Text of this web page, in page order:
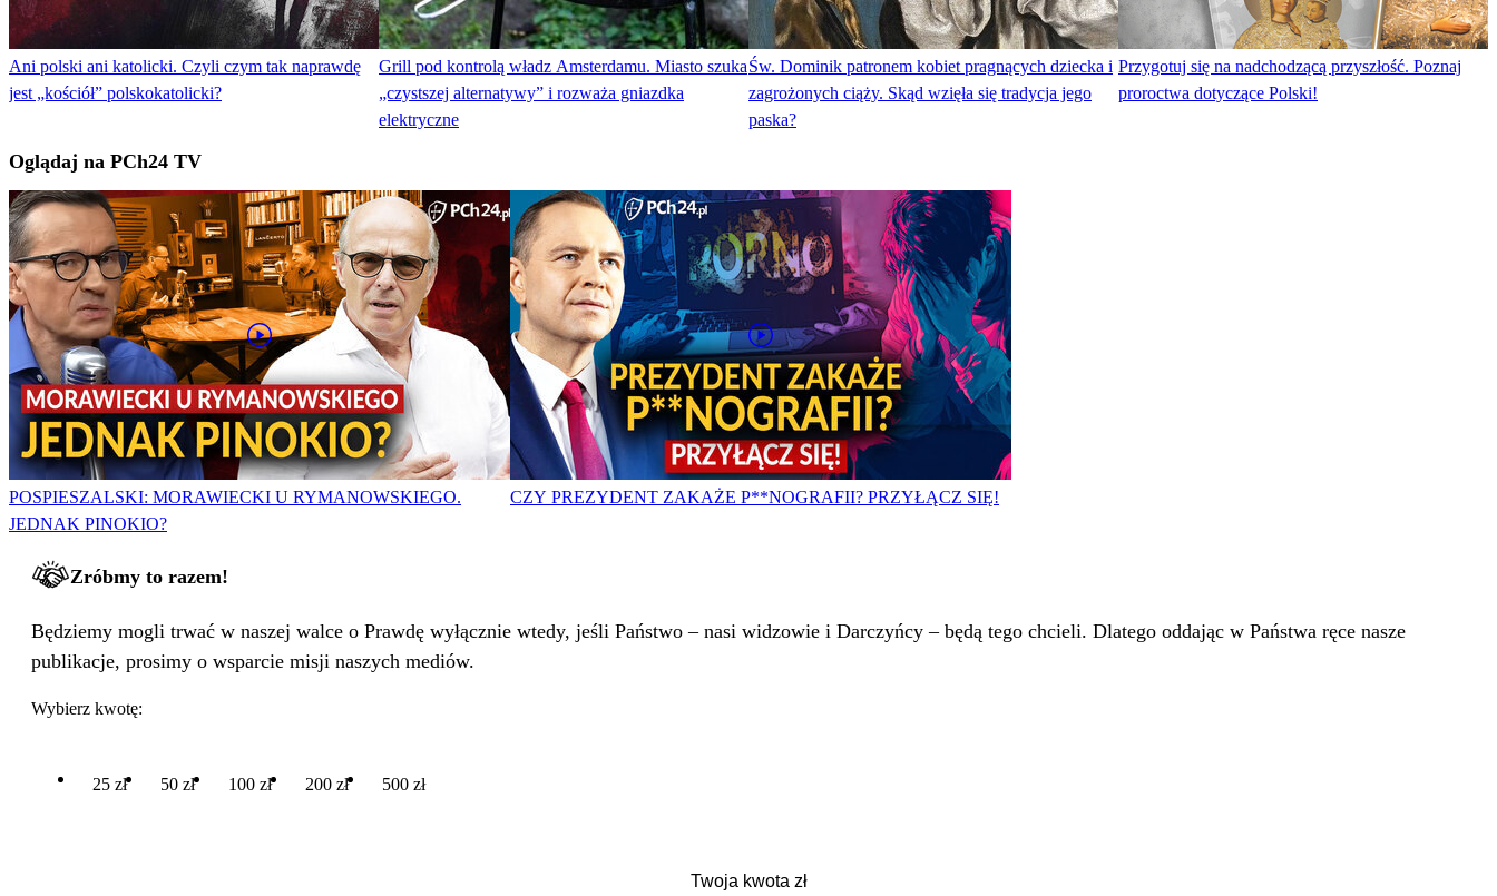
Ani polski ani katolicki. Czyli czym tak naprawdę
jest „kościół” polskokatolicki?
Grill pod kontrolą władz Amsterdamu. Miasto szuka
„czystszej alternatywy” i rozważa gniazdka
elektryczne
Św. Dominik patronem kobiet pragnących dziecka i
zagrożonych ciąży. Skąd wzięła się tradycja jego
paska?
Przygotuj się na nadchodzącą przyszłość. Poznaj
proroctwa dotyczące Polski!
Oglądaj na PCh24 TV
POSPIESZALSKI: MORAWIECKI U RYMANOWSKIEGO.
JEDNAK PINOKIO?
CZY PREZYDENT ZAKAŻE P**NOGRAFII? PRZYŁĄCZ SIĘ!
Zróbmy to razem!
Będziemy mogli trwać w naszej walce o Prawdę wyłącznie wtedy, jeśli Państwo – nasi widzowie i Darczyńcy – będą tego chcieli. Dlatego oddając w Państwa ręce nasze
publikacje, prosimy o wsparcie misji naszych mediów.
Wybierz kwotę:
25 zł 50 zł 100 zł 200 zł 500 zł